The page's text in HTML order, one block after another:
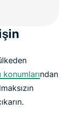
konumlarından